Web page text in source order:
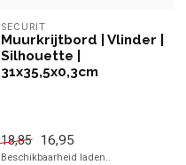
SECURIT
Muurkrijtbord | Vlinder |
Silhouette |
31x35,5x0,3cm
18,85 16,95
Beschikbaarheid laden..